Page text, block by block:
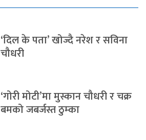
‘दिल के पता’ खोज्दै नरेश र सविना
चौधरी
‘गोरी मोटी’मा मुस्कान चौधरी र चक्र
बमको जबर्जस्त ठुम्का